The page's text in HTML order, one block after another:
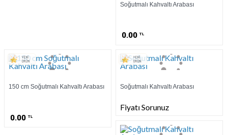
Soğutmalı Kahvaltı Arabası
0.00 TL
150 cm Soğutmalı Kahvaltı Arabası
0.00 TL
Soğutmalı Kahvaltı Arabası
Fiyatı Sorunuz